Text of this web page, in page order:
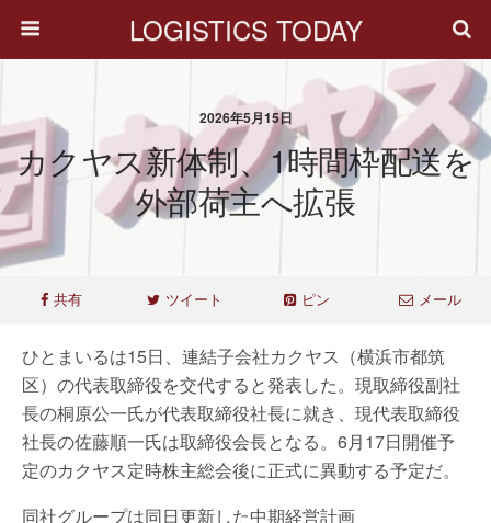
LOGISTICS TODAY
2026年5月15日
カクヤス新体制、1時間枠配送を
外部荷主へ拡張
共有 ツイート ピン メール
ひとまいるは15日、連結子会社カクヤス（横浜市都筑
区）の代表取締役を交代すると発表した。現取締役副社
長の桐原公一氏が代表取締役社長に就き、現代表取締役
社長の佐藤順一氏は取締役会長となる。6月17日開催予
定のカクヤス定時株主総会後に正式に異動する予定だ。
同社グループは同日更新した中期経営計画